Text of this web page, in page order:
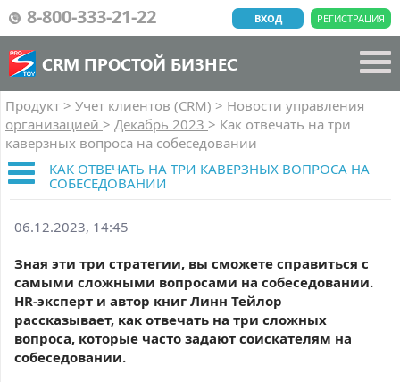
8-800-333-21-22 РЕГИСТРАЦИЯ
ВХОД
CRM ПРОСТОЙ БИЗНЕС
Продукт > Учет клиентов (CRM) > Новости управления
организацией > Декабрь 2023 > Как отвечать на три
каверзных вопроса на собеседовании
КАК ОТВЕЧАТЬ НА ТРИ КАВЕРЗНЫХ ВОПРОСА НА
СОБЕСЕДОВАНИИ
06.12.2023, 14:45
Зная эти три стратегии, вы сможете справиться с
самыми сложными вопросами на собеседовании.
HR-эксперт и автор книг Линн Тейлор
рассказывает, как отвечать на три сложных
вопроса, которые часто задают соискателям на
собеседовании.